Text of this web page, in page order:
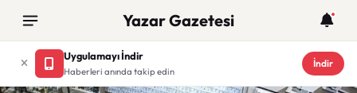
Yazar Gazetesi
Uygulamayı İndir
Haberleri anında takip edin
İndir